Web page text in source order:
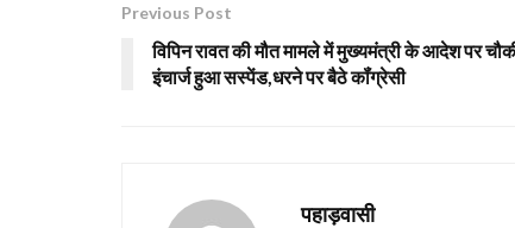
Previous Post
विपिन रावत की मौत मामले में मुख्यमंत्री के आदेश पर
इंचार्ज हुआ सस्पेंड,धरने पर बैठे कॉंग्रेसी
पहाड़वासी